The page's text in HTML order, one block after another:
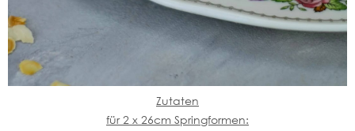
Zutaten
für 2 x 26cm Springformen: